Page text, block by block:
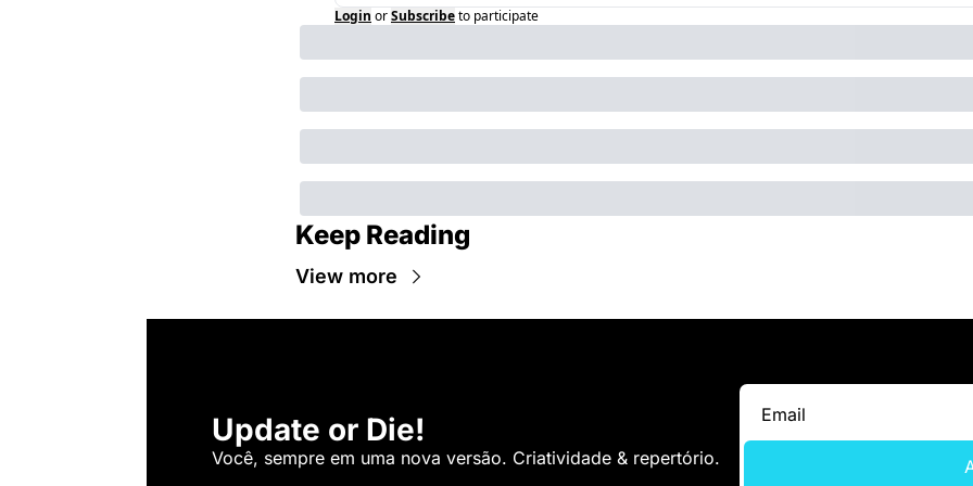
Login orSubscribeto participate
Keep Reading
View more
Update or Die!
Você, sempre em uma nova versão. Criatividade & repertório.